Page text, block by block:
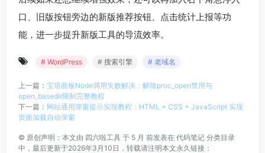
口、旧版按钮旁边的新版推荐按钮、点击统计上报等功
能，进一步提升新版工具的导流效率。
# WordPress # 搜索引擎 # 老域名
上一篇： 宝塔面板Node调用失败解决：解除proc_open禁用与
open_basedir限制完整教程
下一篇： 网站通用弹窗提示实现教程：HTML + CSS + JavaScript 实现
页面加载自动弹窗
© 原创声明：本文由 四六啦工具 于 5 月 前发表在 代码笔记 分类目录
中，最后更新于2026年3月10日，转载请注明本文永久链接：